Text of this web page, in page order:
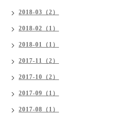
2018-03（2）
2018-02（1）
2018-01（1）
2017-11（2）
2017-10（2）
2017-09（1）
2017-08（1）